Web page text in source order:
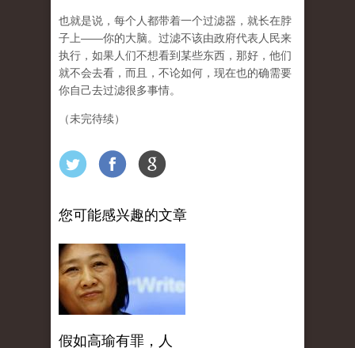
也就是说，每个人都带着一个过滤器，就长在脖
子上——你的大脑。过滤不该由政府代表人民来
执行，如果人们不想看到某些东西，那好，他们
就不会去看，而且，不论如何，现在也的确需要
你自己去过滤很多事情。
（未完待续）
您可能感兴趣的文章
假如高瑜有罪，人